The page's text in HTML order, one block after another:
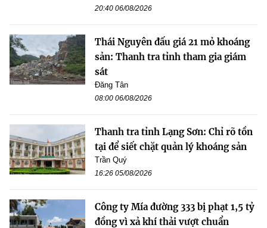
20:40 06/08/2026
Thái Nguyên đấu giá 21 mỏ khoáng
sản: Thanh tra tỉnh tham gia giám
sát
Đăng Tân
08:00 06/08/2026
Thanh tra tỉnh Lạng Sơn: Chỉ rõ tồn
tại để siết chặt quản lý khoáng sản
Trần Quý
16:26 05/08/2026
Công ty Mía đường 333 bị phạt 1,5 tỷ
đồng vì xả khí thải vượt chuẩn